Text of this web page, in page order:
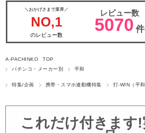
＼おかげさまで業界／
NO,1
のレビュー数
レビュー数
5070 件
A-PACHINKO TOP
パチンコ・メーカー別
平和
特集/企画 携帯・スマホ連動機特集 打-WIN（平和
これだけ付きます